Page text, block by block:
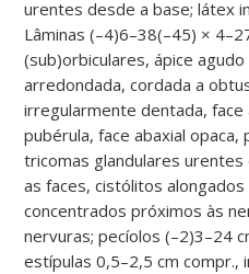
urentes desde a base; látex
Lâminas (–4)6–38(–45) ×
(sub)orbiculares, ápice
arredondada, cordada a
irregularmente dentada, face
pubérula, face abaxial opaca,
tricomas glandulares
as faces, cistólitos
concentrados próximos às
nervuras; pecíolos (–2)3–24
estípulas 0,5–2,5 cm compr.,